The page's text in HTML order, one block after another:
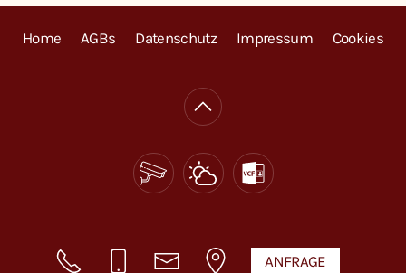
Home AGBs Datenschutz Impressum Cookies
ANFRAGE